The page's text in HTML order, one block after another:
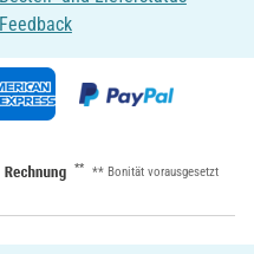
Feedback
** ** Bonität vorausgesetzt